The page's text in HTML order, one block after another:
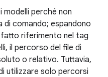
modelli perché non
di comando; espandono
riferimento nel tag
il percorso del file di
o relativo. Tuttavia,
utilizzare solo percorsi